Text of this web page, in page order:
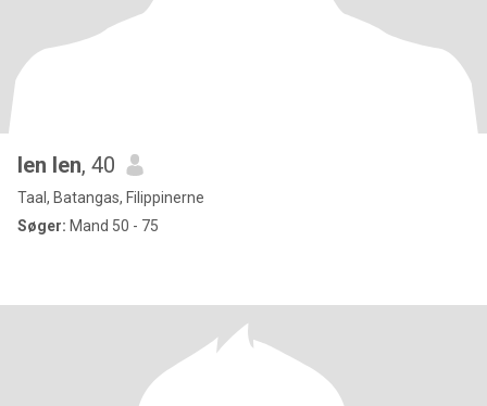
len len, 40
Taal, Batangas, Filippinerne
Søger: Mand 50 - 75